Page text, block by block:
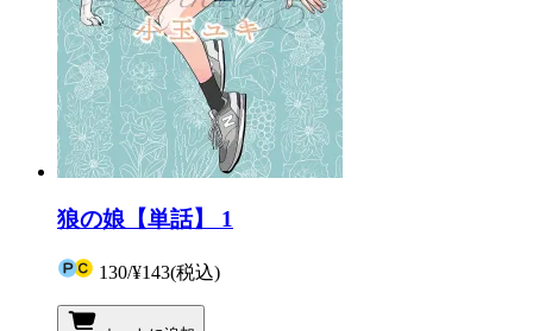
狼の娘【単話】 1
130/¥143(税込)